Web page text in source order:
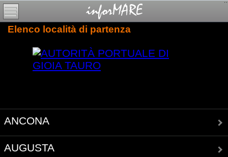
Elenco località di partenza
ANCONA
AUGUSTA